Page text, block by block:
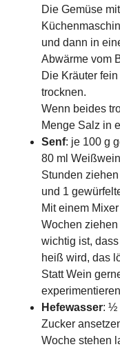
Die Gemüse
und dann in
Abwärme vom
Die Kräuter
trocknen.
Wenn beides
Menge Salz in
Senf: je 100 g
80 ml
Stunden
und 1
Mit einem
Wochen ziehen
wichtig ist,
heiß wird, das
Statt Wein
Hefewasser: ½
Zucker
Woche stehen